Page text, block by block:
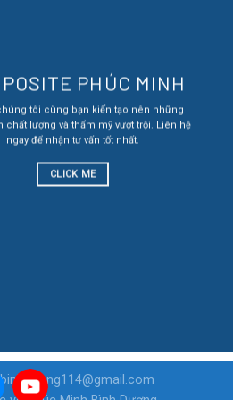
PHÚC MINH
tôi cùng bạn kiến tạo nên những
chất lượng và thẩm mỹ vượt trội. Liên hệ
ngay để nhận tư vấn tốt nhất.
CLICK ME